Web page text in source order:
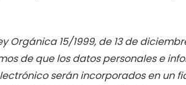
Orgánica 15/1999, de 13 de
de que los datos personales e
serán incorporados en un